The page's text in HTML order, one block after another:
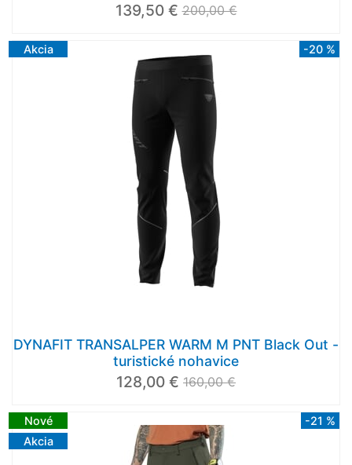
139,50 € 200,00 €
Akcia -20 %
DYNAFIT TRANSALPER WARM M PNT Black Out -
turistické nohavice
128,00 € 160,00 €
Nové
Akcia
-21 %